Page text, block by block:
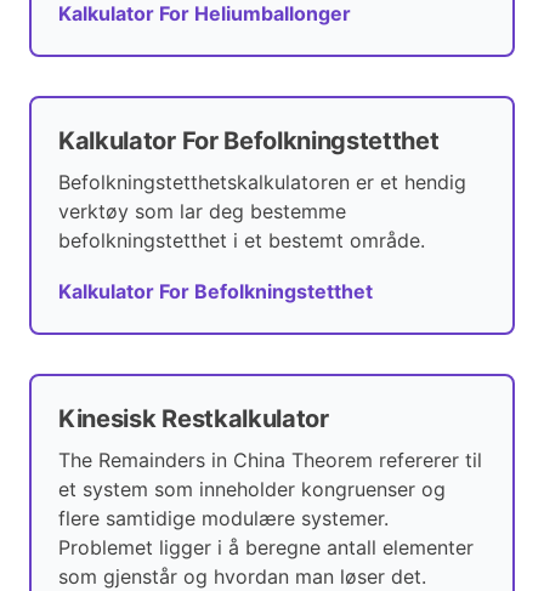
Kalkulator For Heliumballonger
Kalkulator For Befolkningstetthet
Befolkningstetthetskalkulatoren er et hendig
verktøy som lar deg bestemme
befolkningstetthet i et bestemt område.
Kalkulator For Befolkningstetthet
Kinesisk Restkalkulator
The Remainders in China Theorem refererer til
et system som inneholder kongruenser og
flere samtidige modulære systemer.
Problemet ligger i å beregne antall elementer
som gjenstår og hvordan man løser det.